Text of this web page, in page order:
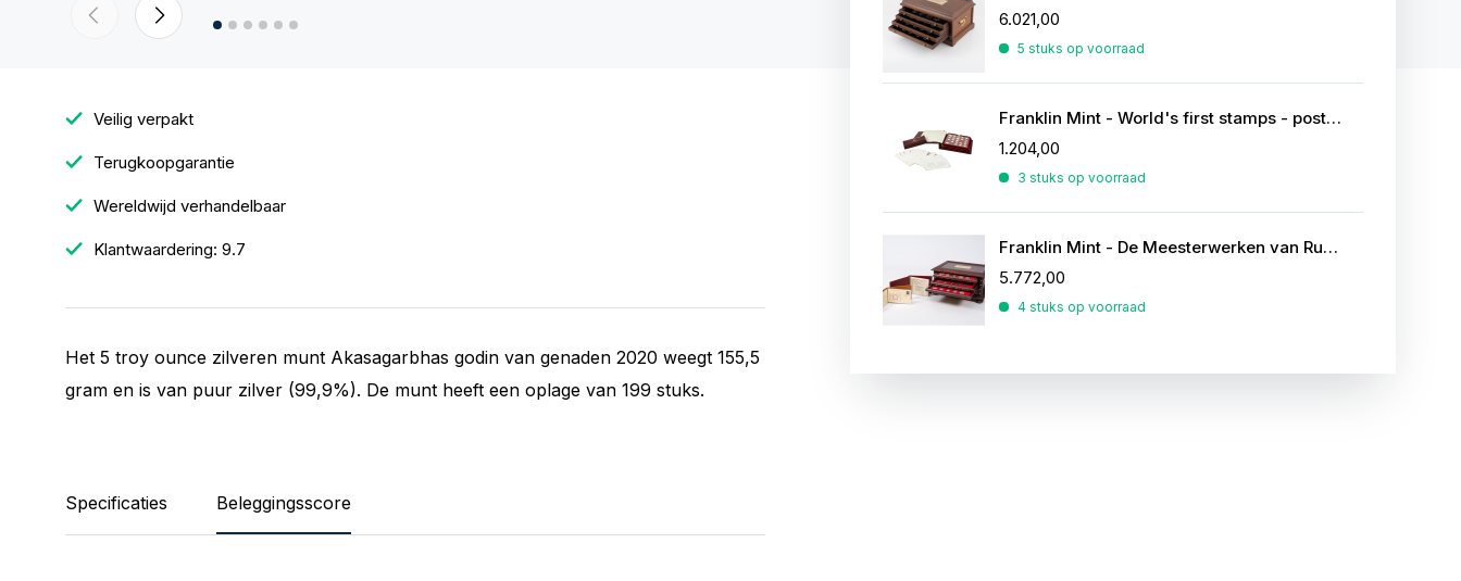
6.021,00
5 stuks op voorraad
Franklin Mint - World's first stamps - postzegels in sterling zilver
1.204,00
3 stuks op voorraad
Franklin Mint - De Meesterwerken van Rubens
5.772,00
4 stuks op voorraad
Veilig verpakt
Terugkoopgarantie
Wereldwijd verhandelbaar
Klantwaardering: 9.7
Het 5 troy ounce zilveren munt Akasagarbhas godin van genaden 2020 weegt 155,5
gram en is van puur zilver (99,9%). De munt heeft een oplage van 199 stuks.
Specificaties Beleggingsscore